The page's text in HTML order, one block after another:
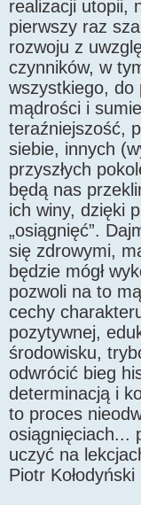
realizacji utopii,
pierwszy raz
rozwoju z
czynników, w
wszystkiego, do
mądrości i
teraźniejszość,
siebie, innych
przyszłych
będą nas
ich winy, dzięki
„osiągnięć”.
się zdrowymi,
będzie mógł
pozwoli na to
cechy
pozytywnej,
środowisku,
odwrócić bieg
determinacją i
to proces
osiągnięciach...
uczyć na
Piotr Kołodyński